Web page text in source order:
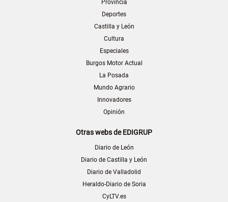
Provincia
Deportes
Castilla y León
Cultura
Especiales
Burgos Motor Actual
La Posada
Mundo Agrario
Innovadores
Opinión
Otras webs de EDIGRUP
Diario de León
Diario de Castilla y León
Diario de Valladolid
Heraldo-Diario de Soria
CyLTV.es